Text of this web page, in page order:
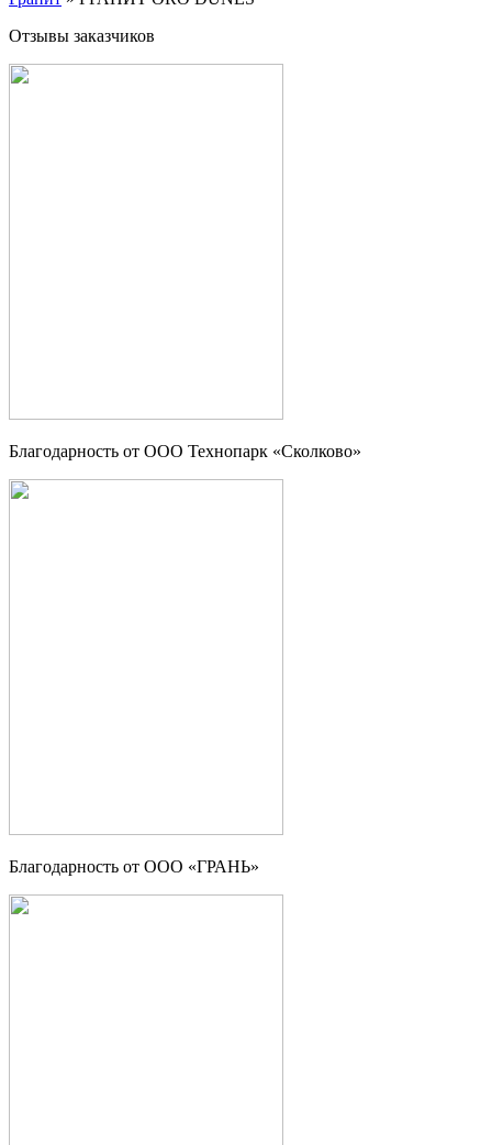
Отзывы заказчиков
Благодарность от OOO Технопарк «Сколково»
Благодарность от OOO «ГРАНЬ»